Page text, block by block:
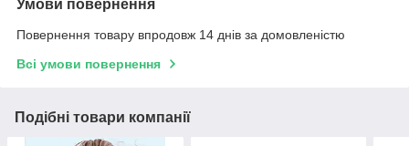
Умови повернення
Повернення товару впродовж 14 днів за домовленістю
Всі умови повернення
Подібні товари компанії